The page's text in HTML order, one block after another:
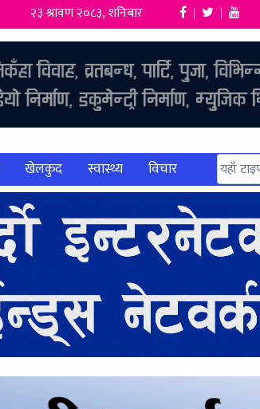
२३ श्रावण २०८३, शनिबार | |
खेलकुद स्वास्थ्य विचार